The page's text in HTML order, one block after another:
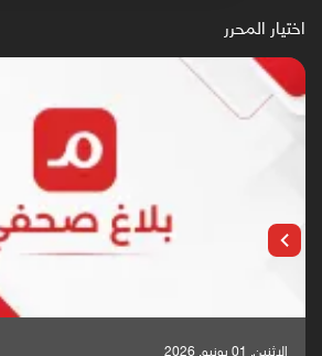
اختيار المحرر
الإثنين, 25 مايو, 2026